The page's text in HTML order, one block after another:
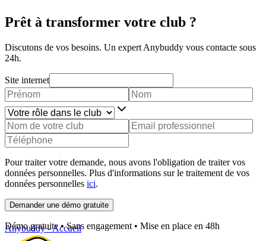
Prêt à transformer votre club ?
Discutons de vos besoins. Un expert Anybuddy vous contacte sous
24h.
Site internet
Pour traiter votre demande, nous avons l'obligation de traiter vos
données personnelles. Plus d'informations sur le traitement de vos
données personnelles ici.
Demander une démo gratuite
Démo gratuite • Sans engagement • Mise en place en 48h
Anybuddy - Accueil